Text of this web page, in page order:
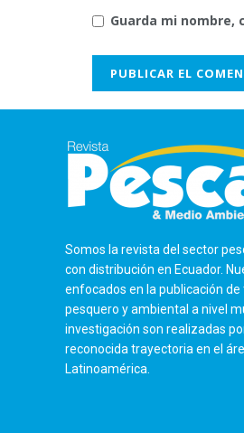
Guarda mi nombre,
Somos la revista del sector
con distribución en Ecuador.
enfocados en la publicación
pesquero y ambiental a nivel
investigación son realizadas
reconocida trayectoria en el
Latinoamérica.